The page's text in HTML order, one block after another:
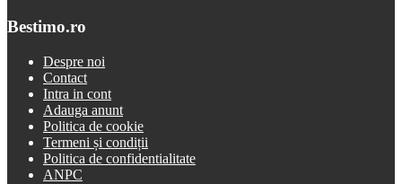
Bestimo.ro
Despre noi
Contact
Intra in cont
Adauga anunt
Politica de cookie
Termeni și condiții
Politica de confidentialitate
ANPC